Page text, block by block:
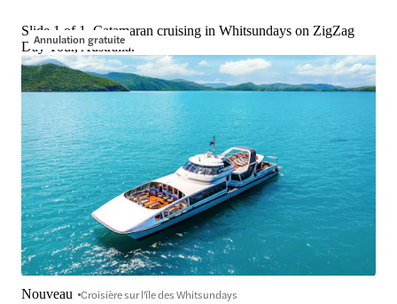
Annulation gratuite
Slide 1 of 1, Catamaran cruising in Whitsundays on ZigZag
Day Tour, Australia.
Nouveau Croisière sur l'île des Whitsundays